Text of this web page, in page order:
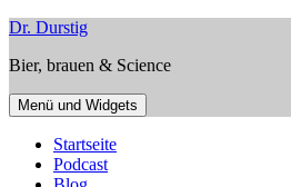
Zum
springen
Dr. Durstig
Bier, brauen & Science
Menü und Widgets
Startseite
Podcast